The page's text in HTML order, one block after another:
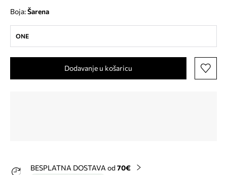
Boja: šarena
ONE
Dodavanje u košaricu
BESPLATNA DOSTAVA od 70€